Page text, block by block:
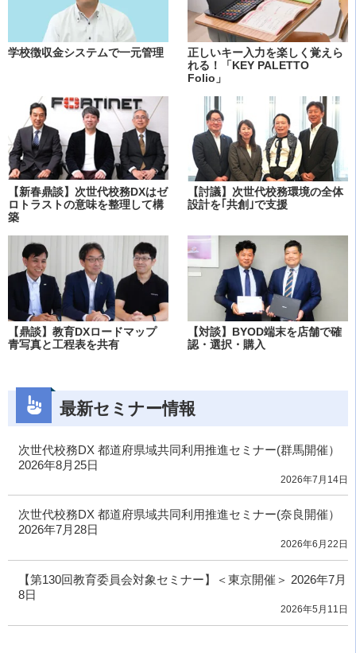
学校徴収金システムで一元管理
正しいキー入力を楽しく覚えら
れる！「KEY PALETTO
Folio」
【新春鼎談】次世代校務DXはゼ
ロトラストの意味を整理して構
築
【討議】次世代校務環境の全体
設計を｢共創｣で支援
【鼎談】教育DXロードマップ
青写真と工程表を共有
【対談】BYOD端末を店舗で確
認・選択・購入
最新セミナー情報
次世代校務DX 都道府県域共同利用推進セミナー(群馬開催）
2026年8月25日
2026年7月14日
次世代校務DX 都道府県域共同利用推進セミナー(奈良開催）
2026年7月28日
2026年6月22日
【第130回教育委員会対象セミナー】＜東京開催＞ 2026年7月
8日
2026年5月11日